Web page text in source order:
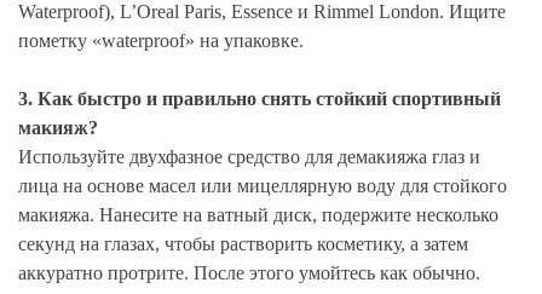
Waterproof), L’Oreal Paris, Essence и Rimmel London. Ищите
пометку «waterproof» на упаковке.
3. Как быстро и правильно снять стойкий спортивный
макияж?
Используйте двухфазное средство для демакияжа глаз и
лица на основе масел или мицеллярную воду для стойкого
макияжа. Нанесите на ватный диск, подержите несколько
секунд на глазах, чтобы растворить косметику, а затем
аккуратно протрите. После этого умойтесь как обычно.